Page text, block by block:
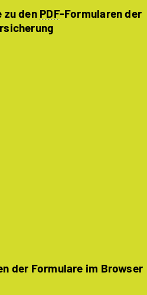
zu den PDF-Formularen der
der Formulare im Browser